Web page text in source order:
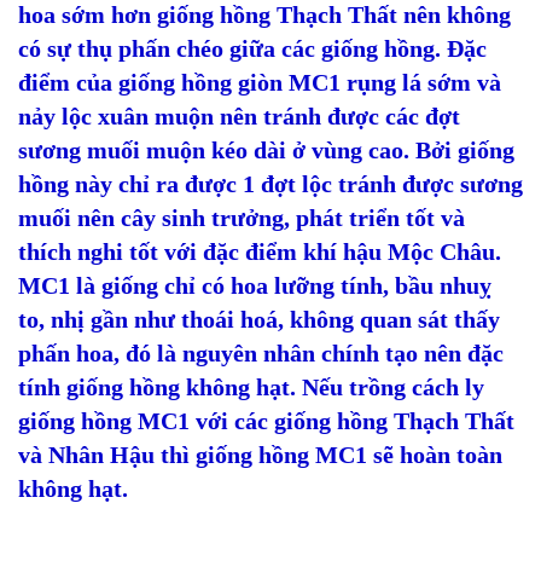
hoa sớm hơn giống hồng Thạch Thất nên không
có sự thụ phấn chéo giữa các giống hồng. Đặc
điểm của giống hồng giòn MC1 rụng lá sớm và
nảy lộc xuân muộn nên tránh được các đợt
sương muối muộn kéo dài ở vùng cao. Bởi giống
hồng này chỉ ra được 1 đợt lộc tránh được sương
muối nên cây sinh trưởng, phát triển tốt và
thích nghi tốt với đặc điểm khí hậu Mộc Châu.
MC1 là giống chỉ có hoa lưỡng tính, bầu nhuỵ
to, nhị gần như thoái hoá, không quan sát thấy
phấn hoa, đó là nguyên nhân chính tạo nên đặc
tính giống hồng không hạt. Nếu trồng cách ly
giống hồng MC1 với các giống hồng Thạch Thất
và Nhân Hậu thì giống hồng MC1 sẽ hoàn toàn
không hạt.